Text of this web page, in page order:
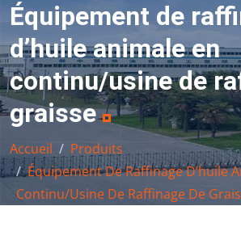
Équipement de
d’huile animale en
continu/usine de
graisse
Accueil
Produits
Équipement De Raffinage D’huile
Continu/usine De Raffinage De